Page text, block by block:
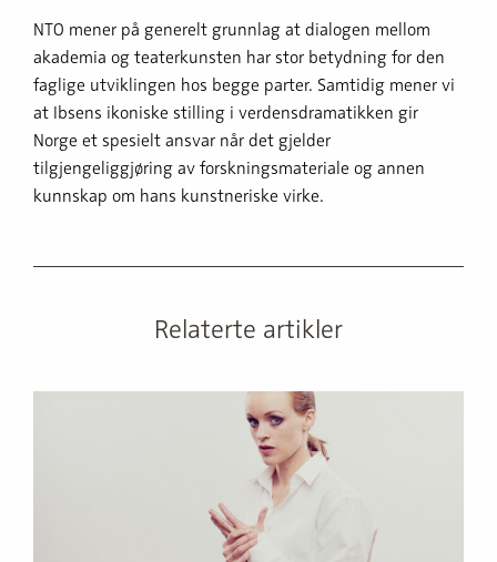
NTO mener på generelt grunnlag at dialogen mellom
akademia og teaterkunsten har stor betydning for den
faglige utviklingen hos begge parter. Samtidig mener vi
at Ibsens ikoniske stilling i verdensdramatikken gir
Norge et spesielt ansvar når det gjelder
tilgjengeliggjøring av forskningsmateriale og annen
kunnskap om hans kunstneriske virke.
Relaterte artikler